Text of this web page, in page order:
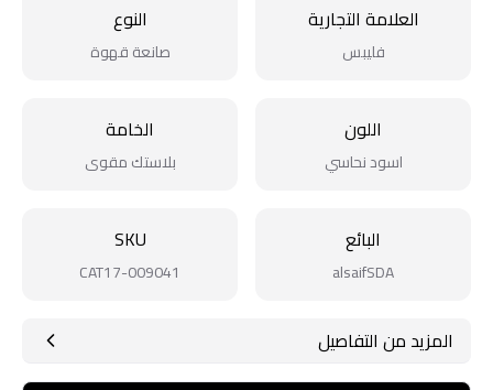
العلامة التجارية
فليبس
النوع
صانعة قهوة
اللون
اسود نحاسي
الخامة
بلاستك مقوى
البائع
alsaifSDA
SKU
CAT17-009041
المزيد من التفاصيل